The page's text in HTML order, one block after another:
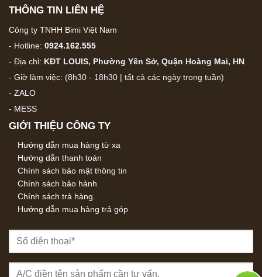
THÔNG TIN LIÊN HỆ
Công ty TNHH Bimi Việt Nam
- Hotline: 0924.162.555
- Địa chỉ: KĐT LOUIS, Phường Yên Sở, Quận Hoàng Mai, HN
- Giờ làm việc: (8h30 - 18h30 | tất cả các ngày trong tuần)
- ZALO
- MESS
GIỚI THIỆU CÔNG TY
Hướng dẫn mua hàng từ xa
Hướng dẫn thanh toán
Chính sách bảo mật thông tin
Chính sách bảo hành
Chính sách trả hàng.
Hướng dẫn mua hàng trả góp